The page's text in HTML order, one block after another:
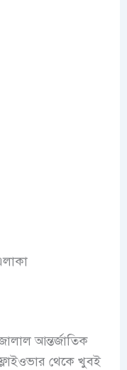
আন্তর্জাতিক
থেকে খুবই